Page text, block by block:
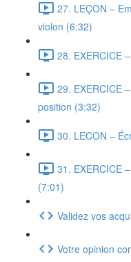
27. LEÇON –
violon (6:32)
28. EXERCICE
29. EXERCICE
position (3:32)
30. LECON –
31. EXERCICE
(7:01)
Validez vos
Votre opinion